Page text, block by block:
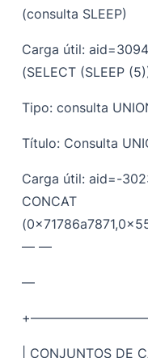
(consulta SLEEP)
Carga útil:
(SELECT (SLEEP
Tipo: consulta
Título: Consulta
Carga útil: aid=-
CONCAT
— —
—
| CONJUNTOS DE